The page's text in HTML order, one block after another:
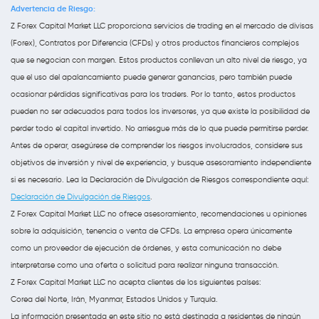
Advertencia de Riesgo:
Z Forex Capital Market LLC proporciona servicios de trading en el mercado de divisas
(Forex), Contratos por Diferencia (CFDs) y otros productos financieros complejos
que se negocian con margen. Estos productos conllevan un alto nivel de riesgo, ya
que el uso del apalancamiento puede generar ganancias, pero también puede
ocasionar pérdidas significativas para los traders. Por lo tanto, estos productos
pueden no ser adecuados para todos los inversores, ya que existe la posibilidad de
perder todo el capital invertido. No arriesgue más de lo que puede permitirse perder.
Antes de operar, asegúrese de comprender los riesgos involucrados, considere sus
objetivos de inversión y nivel de experiencia, y busque asesoramiento independiente
si es necesario. Lea la Declaración de Divulgación de Riesgos correspondiente aquí:
Declaración de Divulgación de Riesgos
Z Forex Capital Market LLC no ofrece asesoramiento, recomendaciones u opiniones
sobre la adquisición, tenencia o venta de CFDs. La empresa opera únicamente
como un proveedor de ejecución de órdenes, y esta comunicación no debe
interpretarse como una oferta o solicitud para realizar ninguna transacción.
Z Forex Capital Market LLC no acepta clientes de los siguientes países:
Corea del Norte, Irán, Myanmar, Estados Unidos y Turquía.
La información presentada en este sitio no está destinada a residentes de ningún